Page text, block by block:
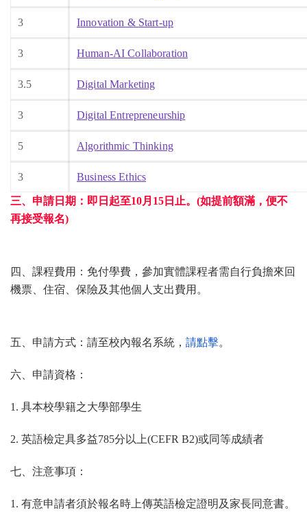
3 Innovation & Start-up
3 Human-AI Collaboration
3.5 Digital Marketing
3 Digital Entrepreneurship
5 Algorithmic Thinking
3 Business Ethics
三、申請日期：即日起至10月15日止。(如提前額滿， 便不
再接受報名)
四、課程費用：免付學費，參加實體課程者需自行負擔來回
機票、 住宿、保險及其他個人支出費用。
五、申請方式：請至校內報名系統， 請點擊。
六、申請資格：
1. 具本校學籍之大學部學生
2. 英語檢定具多益785分以上(CEFR B2)或同等成績者
七、注意事項：
1. 有意申請者須於報名時上傳英語檢定證明及家長同意書。